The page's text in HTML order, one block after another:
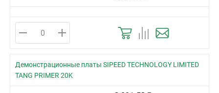
Демонстрационные платы SIPEED TECHNOLOGY LIMITED
TANG PRIMER 20K